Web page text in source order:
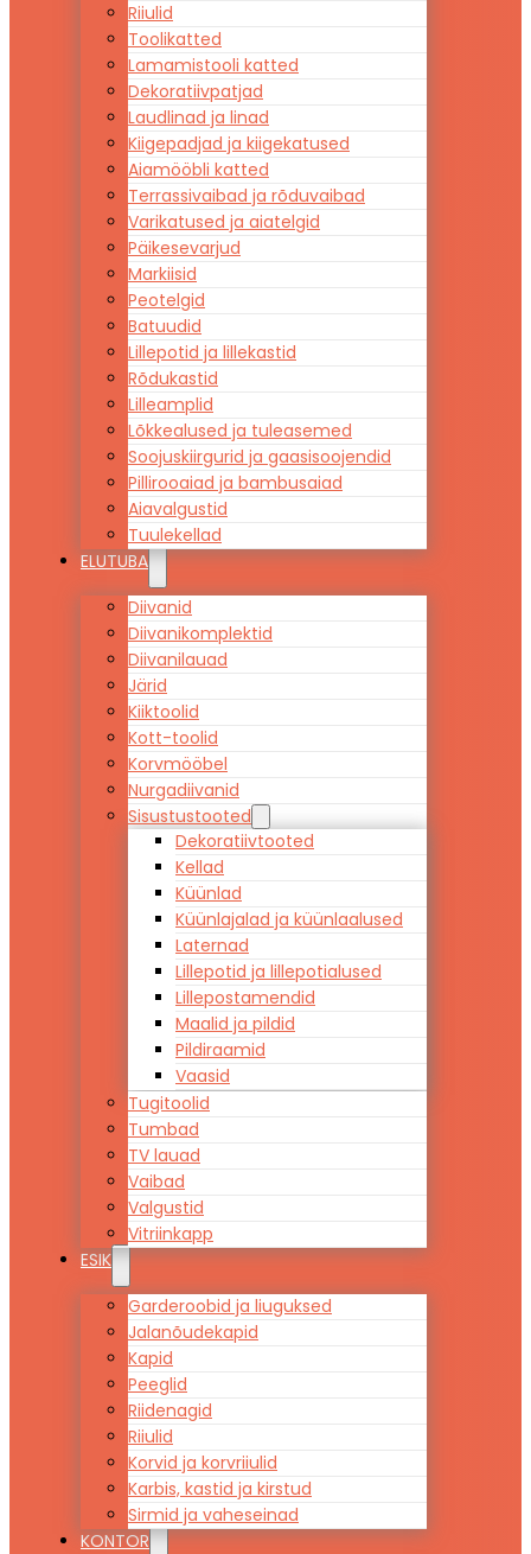
Riiulid
Toolikatted
Lamamistooli katted
Dekoratiivpatjad
Laudlinad ja linad
Kiigepadjad ja kiigekatused
Aiamööbli katted
Terrassivaibad ja rõduvaibad
Varikatused ja aiatelgid
Päikesevarjud
Markiisid
Peotelgid
Batuudid
Lillepotid ja lillekastid
Rõdukastid
Lilleamplid
Lõkkealused ja tuleasemed
Soojuskiirgurid ja gaasisoojendid
Pillirooaiad ja bambusaiad
Aiavalgustid
Tuulekellad
ELUTUBA
Diivanid
Diivanikomplektid
Diivanilauad
Järid
Kiiktoolid
Kott-toolid
Korvmööbel
Nurgadiivanid
Sisustustooted
Dekoratiivtooted
Kellad
Küünlad
Küünlajalad ja küünlaalused
Laternad
Lillepotid ja lillepotialused
Lillepostamendid
Maalid ja pildid
Pildiraamid
Vaasid
Tugitoolid
Tumbad
TV lauad
Vaibad
Valgustid
Vitriinkapp
ESIK
Garderoobid ja liuguksed
Jalanõudekapid
Kapid
Peeglid
Riidenagid
Riiulid
Korvid ja korvriiulid
Karbis, kastid ja kirstud
Sirmid ja vaheseinad
KONTOR